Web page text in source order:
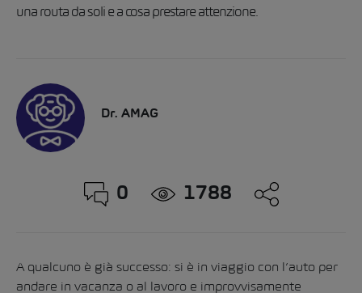
una routa da soli e a cosa prestare attenzione.
Dr. AMAG
0 1788
A qualcuno è già successo: si è in viaggio con l’auto per
andare in vacanza o al lavoro e improvvisamente